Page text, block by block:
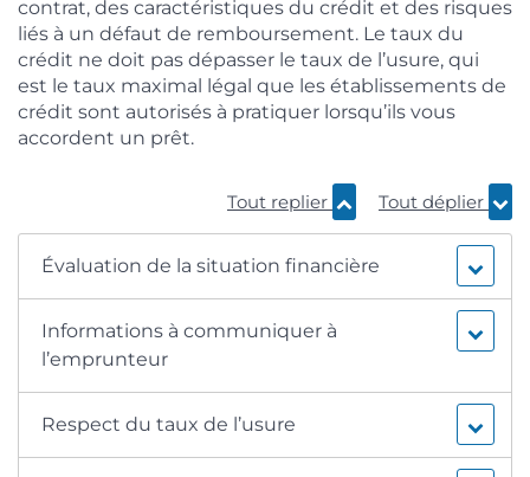
contrat, des caractéristiques du crédit et des risques
liés à un défaut de remboursement. Le taux du
crédit ne doit pas dépasser le taux de l’usure, qui
est le taux maximal légal que les établissements de
crédit sont autorisés à pratiquer lorsqu’ils vous
accordent un prêt.
Tout replier Tout déplier
Évaluation de la situation financière
Informations à communiquer à
l’emprunteur
Respect du taux de l’usure